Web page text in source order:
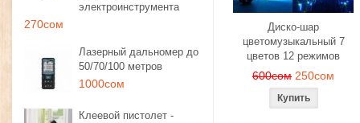
электроинструмента
270сом
Лазерный дальномер до
50/70/100 метров
1000сом
Клеевой пистолет -
Диско-шар
цветомузыкальный 7
цветов 12 режимов
600сом 250сом